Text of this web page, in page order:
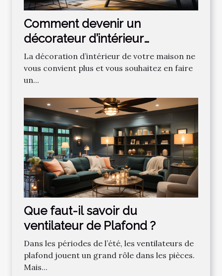
Comment devenir un
décorateur d’intérieur
professionnel ?
La décoration d’intérieur de votre maison ne
vous convient plus et vous souhaitez en faire
un...
Que faut-il savoir du
ventilateur de Plafond ?
Dans les périodes de l’été, les ventilateurs de
plafond jouent un grand rôle dans les pièces.
Mais...